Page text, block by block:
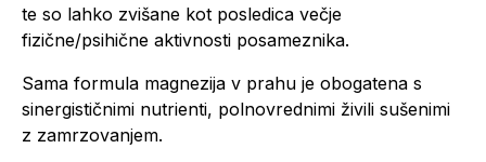
te so lahko zvišane kot posledica večje
fizične/psihične aktivnosti posameznika.
Sama formula magnezija v prahu je obogatena s
sinergističnimi nutrienti, polnovrednimi živili sušenimi
z zamrzovanjem.